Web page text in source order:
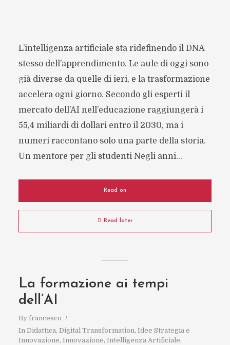
L’intelligenza artificiale sta ridefinendo il DNA
stesso dell’apprendimento. Le aule di oggi sono
già diverse da quelle di ieri, e la trasformazione
accelera ogni giorno. Secondo gli esperti il
mercato dell’AI nell’educazione raggiungerà i
55,4 miliardi di dollari entro il 2030, ma i
numeri raccontano solo una parte della storia.
Un mentore per gli studenti Negli anni...
Read on
Read later
La formazione ai tempi
dell’AI
By francesco
In Didattica, Digital Transformation, Idee Strategia e
Innovazione, Innovazione, Intelligenza Artificiale,